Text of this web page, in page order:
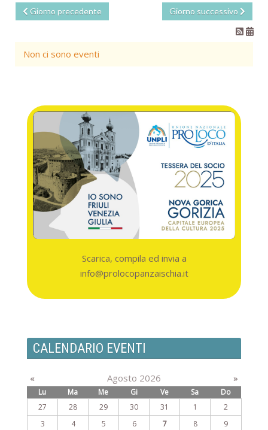
Giorno precedente Giorno successivo
Non ci sono eventi
Scarica, compila ed invia a
info@prolocopanzaischia.it
CALENDARIO EVENTI
« Agosto 2026 »
Lu Ma Me Gi Ve Sa
Do
27
28 29 30 31 1
2
3
4 5 6 7 8
9